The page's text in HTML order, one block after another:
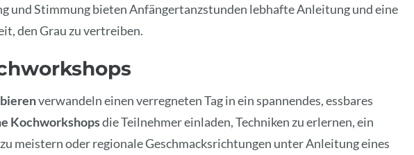
und Stimmung bieten Anfängertanzstunden lebhafte Anleitung und eine
den Grau zu vertreiben.
verwandeln einen verregneten Tag in ein spannendes, essbares
Kochworkshopsdie Teilnehmer einladen, Techniken zu erlernen, ein
meistern oder regionale Geschmacksrichtungen unter Anleitung eines